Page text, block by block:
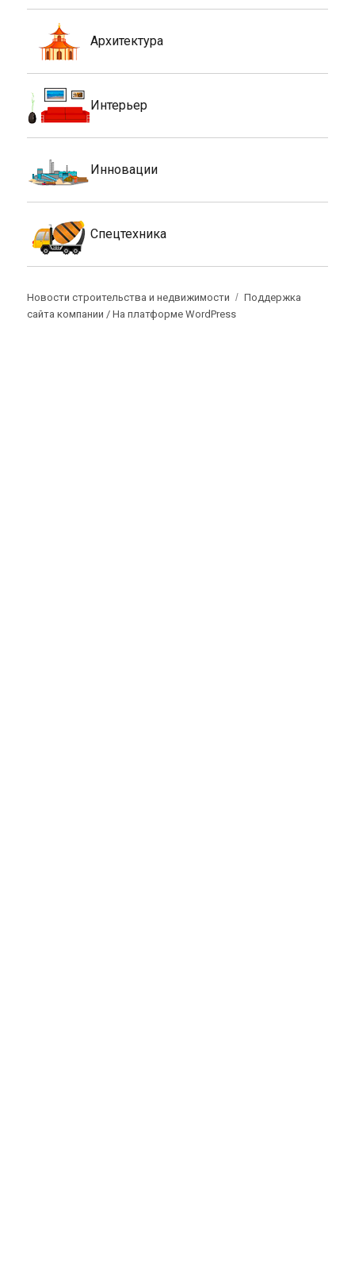
Архитектура
Интерьер
Инновации
Спецтехника
Новости строительства и недвижимости
Поддержка
сайта компании /На платформе WordPress